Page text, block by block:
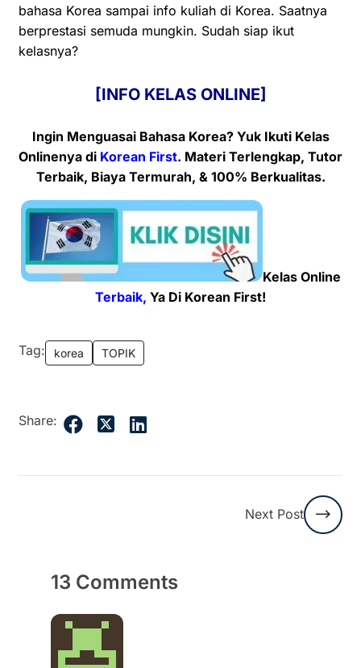
bahasa Korea sampai info kuliah di Korea. Saatnya
berprestasi semuda mungkin. Sudah siap ikut
kelasnya?
[INFO KELAS ONLINE]
Ingin Menguasai Bahasa Korea? Yuk Ikuti Kelas
Onlinenya di Korean First. Materi Terlengkap, Tutor
Terbaik, Biaya Termurah, & 100% Berkualitas.
Kelas Online
Terbaik, Ya Di Korean First!
Tag: korea TOPIK
Share:
Next Post
13 Comments